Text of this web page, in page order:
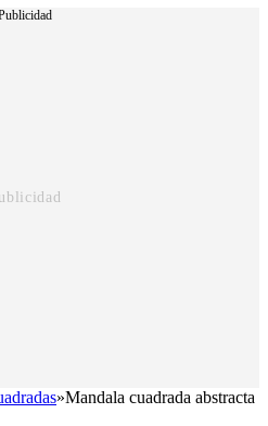
»Mandala cuadrada abstracta